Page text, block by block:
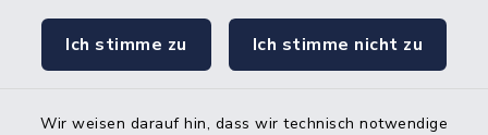
Ich stimme zu Ich stimme nicht zu
Wir weisen darauf hin, dass wir technisch notwendige
Gleichstellungsbüro